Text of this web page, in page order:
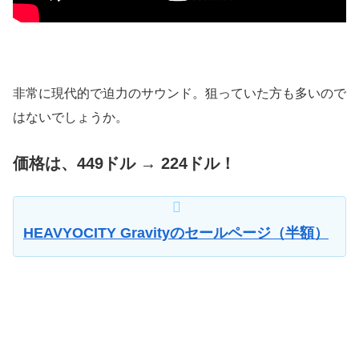
非常に現代的で迫力のサウンド。狙っていた方も多いので
はないでしょうか。
価格は、449ドル → 224ドル！
HEAVYOCITY Gravityのセールページ（半額）